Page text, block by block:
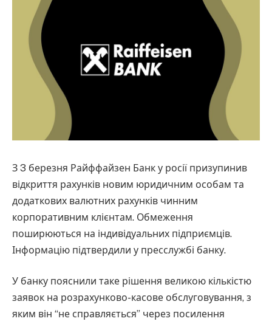
З 3 березня Райффайзен Банк у росії призупинив
відкриття рахунків новим юридичним особам та
додаткових валютних рахунків чинним
корпоративним клієнтам. Обмеження
поширюються на індивідуальних підприємців.
Інформацію підтвердили у пресслужбі банку.
У банку пояснили таке рішення великою кількістю
заявок на розрахунково-касове обслуговування, з
яким він “не справляється” через посилення